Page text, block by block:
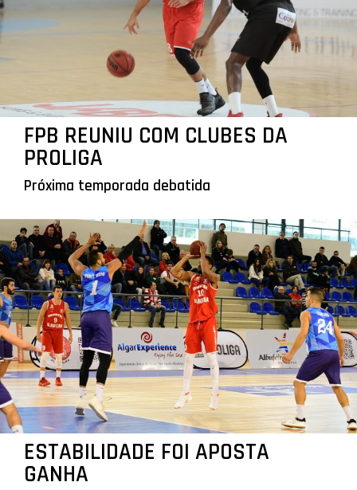
FPB REUNIU COM CLUBES DA
PROLIGA
Próxima temporada debatida
ESTABILIDADE FOI APOSTA
GANHA